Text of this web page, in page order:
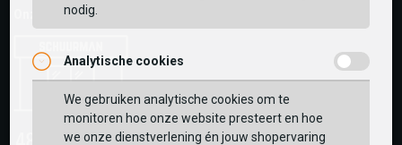
Onze winkels:
nodig.
Analytische cookies
We gebruiken analytische cookies om te
monitoren hoe onze website presteert en hoe
we onze dienstverlening én jouw shopervaring